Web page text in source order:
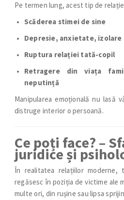
Pe termen lung, acest tip de
Scăderea stimei de sine
Depresie, anxietate, izolare
Ruptura relației tată-copil
Retragere din viața
neputință
Manipularea emoțională nu lasă
distruge interior o persoană.
Ce poți face? –
juridice și
În realitatea relațiilor
regăsesc în poziția de victime ale
multe ori, din rușine sau lipsa